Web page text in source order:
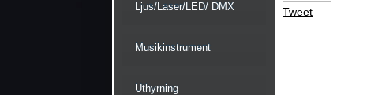
Ljus/Laser/LED/ DMX
Musikinstrument
Uthyrning
Tweet